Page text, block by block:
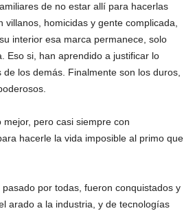
de no estar allí para hacerlas
homicidas y gente complicada,
interior esa marca permanece, solo
Eso si, han aprendido a justificar lo
los demás. Finalmente son los duros,
pero casi siempre con
hacerle la vida imposible al primo que
por todas, fueron conquistados y
arado a la industria, y de tecnologías